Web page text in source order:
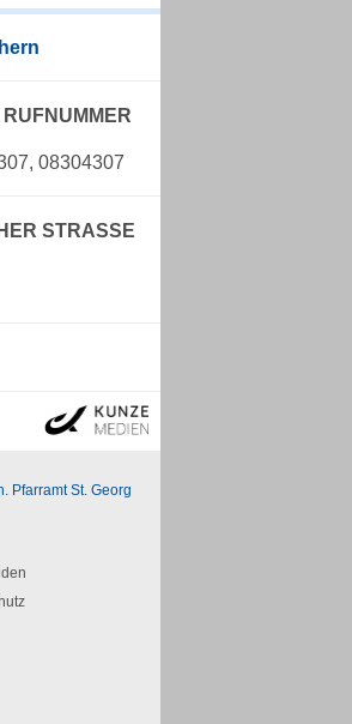
08304307
STRASSE
Pfarramt St. Georg